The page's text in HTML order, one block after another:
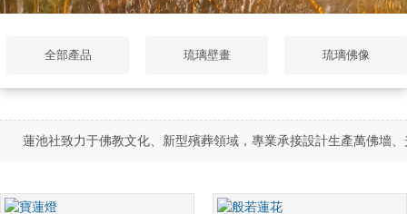
全部產品 琉璃壁畫 琉璃佛像
蓮池社致力于佛教文化、新型殯葬領域，專業承接設計生產萬佛墻